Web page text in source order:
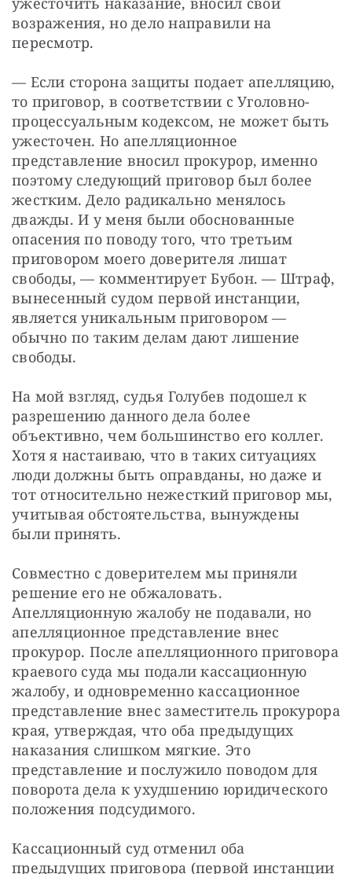
возражения, но дело направили на
пересмотр.
— Если сторона защиты подает апелляцию,
то приговор, в соответствии с Уголовно-
процессуальным кодексом, не может быть
ужесточен. Но апелляционное
представление вносил прокурор, именно
поэтому следующий приговор был более
жестким. Дело радикально менялось
дважды. И у меня были обоснованные
опасения по поводу того, что третьим
приговором моего доверителя лишат
свободы, — комментирует Бубон. — Штраф,
вынесенный судом первой инстанции,
является уникальным приговором —
обычно по таким делам дают лишение
свободы.
На мой взгляд, судья Голубев подошел к
разрешению данного дела более
объективно, чем большинство его коллег.
Хотя я настаиваю, что в таких ситуациях
люди должны быть оправданы, но даже и
тот относительно нежесткий приговор мы,
учитывая обстоятельства, вынуждены
были принять.
Совместно с доверителем мы приняли
решение его не обжаловать.
Апелляционную жалобу не подавали, но
апелляционное представление внес
прокурор. После апелляционного приговора
краевого суда мы подали кассационную
жалобу, и одновременно кассационное
представление внес заместитель прокурора
края, утверждая, что оба предыдущих
наказания слишком мягкие. Это
представление и послужило поводом для
поворота дела к ухудшению юридического
положения подсудимого.
Кассационный суд отменил оба
предыдущих приговора (первой инстанции